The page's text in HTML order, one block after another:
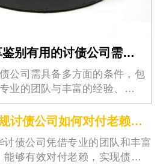
江阴讨债公司分享鉴别有用的讨债公司需要的条件
公司需具备多方面的条件，包
业的团队与丰富的经验、完善
费标…
江阴正规讨债公司如何对付老赖？都有哪些高招？
讨债公司凭借专业的团队和丰富
能够有效对付老赖，实现债务追